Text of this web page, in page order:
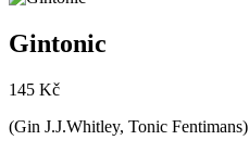
Gintonic
145 Kč
(Gin J.J.Whitley, Tonic Fentimans)